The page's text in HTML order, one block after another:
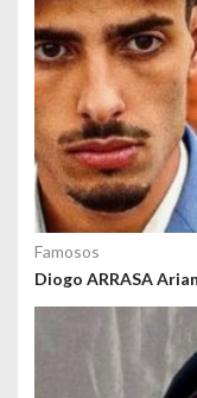
Famosos
Diogo ARRASA